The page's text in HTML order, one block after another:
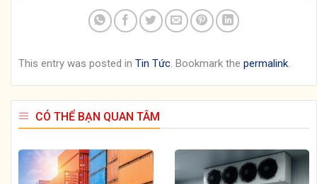
This entry was posted in Tin Tức . Bookmark the permalink
CÓ THỂ BẠN QUAN TÂM